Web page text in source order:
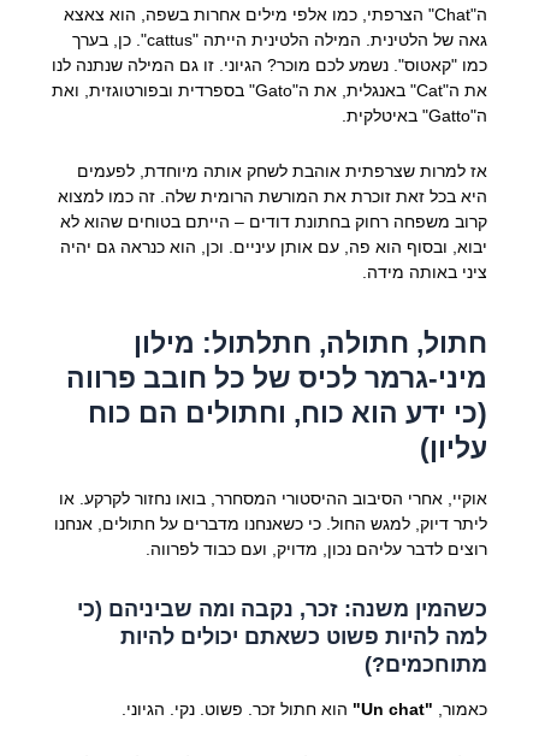
ה"Chat" הצרפתי, כמו אלפי מילים אחרות בשפה, הוא צאצא
גאה של הלטינית. המילה הלטינית הייתה "cattus". כן, בערך
כמו "קאטוס". נשמע לכם מוכר? הגיוני. זו גם המילה שנתנה לנו
את ה"Cat" באנגלית, את ה"Gato" בספרדית ובפורטוגזית, ואת
ה"Gatto" באיטלקית.
אז למרות שצרפתית אוהבת לשחק אותה מיוחדת, לפעמים
היא בכל זאת זוכרת את המורשת הרומית שלה. זה כמו למצוא
קרוב משפחה רחוק בחתונת דודים – הייתם בטוחים שהוא לא
יבוא, ובסוף הוא פה, עם אותן עיניים. וכן, הוא כנראה גם יהיה
ציני באותה מידה.
חתול, חתולה, חתלתול: מילון
מיני-גרמר לכיס של כל חובב פרווה
(כי ידע הוא כוח, וחתולים הם כוח
עליון)
אוקיי, אחרי הסיבוב ההיסטורי המסחרר, בואו נחזור לקרקע. או
ליתר דיוק, למגש החול. כי כשאנחנו מדברים על חתולים, אנחנו
רוצים לדבר עליהם נכון, מדויק, ועם כבוד לפרווה.
כשהמין משנה: זכר, נקבה ומה שביניהם (כי
למה להיות פשוט כשאתם יכולים להיות
מתוחכמים?)
כאמור, "Un chat" הוא חתול זכר. פשוט. נקי. הגיוני.